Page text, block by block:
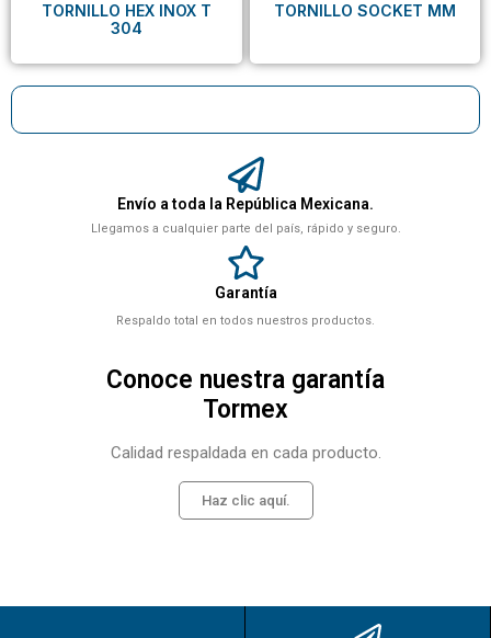
Envío a toda la República Mexicana.
Llegamos a cualquier parte del país, rápido y seguro.
Garantía
Respaldo total en todos nuestros productos.
Conoce nuestra garantía
Tormex
Calidad respaldada en cada producto.
Haz clic aquí.
TORNILLO HEX INOX T
304
TORNILLO SOCKET MM